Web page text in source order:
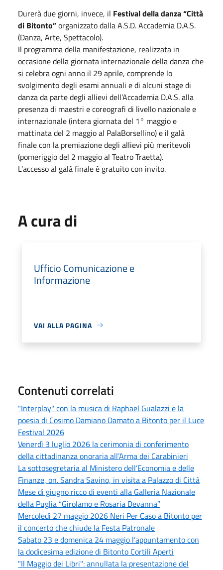
Durerà due giorni, invece, il Festival della danza “Città
di Bitonto”organizzato dalla A.S.D. Accademia D.A.S.
(Danza, Arte, Spettacolo).
Il programma della manifestazione, realizzata in
occasione della giornata internazionale della danza che
si celebra ogni anno il 29 aprile, comprende lo
svolgimento degli esami annuali e di alcuni stage di
danza da parte degli allievi dell’Accademia D.A.S. alla
presenza di maestri e coreografi di livello nazionale e
internazionale (intera giornata del 1° maggio e
mattinata del 2 maggio al PalaBorsellino) e il galà
finale con la premiazione degli allievi più meritevoli
(pomeriggio del 2 maggio al Teatro Traetta).
L’accesso al galà finale è gratuito con invito.
A cura di
Ufficio Comunicazione e
Informazione
VAI ALLA PAGINA
Contenuti correlati
"Interplay" con la musica di Raphael Gualazzi e la
poesia di Cosimo Damiano Damato a Bitonto per il Luce
Festival 2026
Venerdì 3 luglio 2026 la cerimonia di conferimento
della cittadinanza onoraria all’Arma dei Carabinieri
La sottosegretaria al Ministero dell’Economia e delle
Finanze, on. Sandra Savino, in visita a Palazzo di Città
Mese di giugno ricco di eventi alla Galleria Nazionale
della Puglia “Girolamo e Rosaria Devanna”
Mercoledì 27 maggio 2026 Neri Per Caso a Bitonto per
il concerto che chiude la Festa Patronale
Sabato 23 e domenica 24 maggio l’appuntamento con
la dodicesima edizione di Bitonto Cortili Aperti
"Il Maggio dei Libri": annullata la presentazione del